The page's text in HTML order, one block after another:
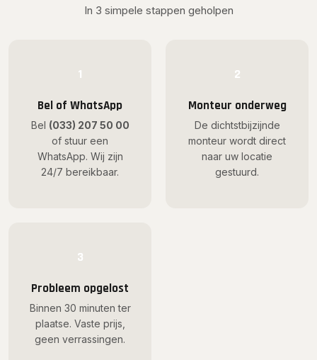
In 3 simpele stappen geholpen
1
Bel of WhatsApp
Bel (033) 207 50 00
of stuur een
WhatsApp. Wij zijn
24/7 bereikbaar.
2
Monteur onderweg
De dichtstbijzijnde
monteur wordt direct
naar uw locatie
gestuurd.
3
Probleem opgelost
Binnen 30 minuten ter
plaatse. Vaste prijs,
geen verrassingen.